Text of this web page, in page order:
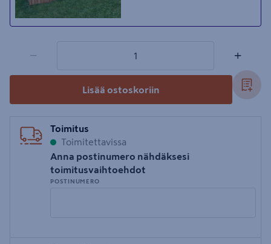
− +
Lisää ostoskoriin
Toimitus
Toimitettavissa
Anna postinumero nähdäksesi
toimitusvaihtoehdot
POSTINUMERO